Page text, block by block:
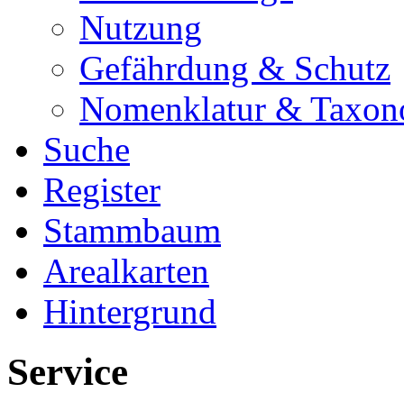
Nutzung
Gefährdung & Schutz
Nomenklatur &
Suche
Register
Stammbaum
Arealkarten
Hintergrund
Service